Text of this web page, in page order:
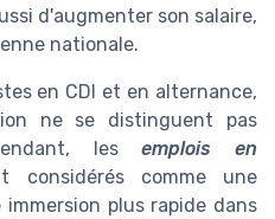
d'augmenter son salaire,
nationale.
en CDI et en alternance,
ne se distinguent pas
lesemplois en
considérés comme une
plus rapide dans